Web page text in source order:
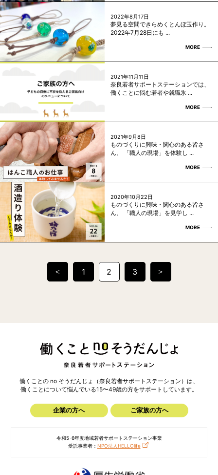
2022年8月17日
夢見る空間できらめくとんぼ玉作り。
2022年7月28日にも ...
MORE
2021年11月11日
奈良若者サポートステーションでは、
働くことに悩む若者や就職氷 ...
MORE
2021年9月8日
ものづくりに興味・関心のある皆さ
ん、 「職人の現場」を体験し ...
MORE
2020年10月22日
ものづくりに興味・関心のある皆さ
ん、 「職人の現場」を見学し ...
MORE
＜ 1 2 3 ＞
働くことの no そうだんじょ（奈良若者サポートステーション）は、
働くことについて悩んでいる15〜49歳の方をサポートしています。
企業の方へ ご家族の方へ
令和5･6年度地域若者サポートステーション事業
受託事業者： NPO法人HELLOlife